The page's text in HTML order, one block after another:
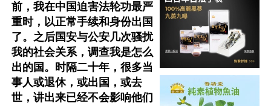
前，我在中国迫害法轮功最严
重时，以正常手续和身份出国
了。之后国安与公安几次骚扰
我的社会关系，调查我是怎么
出的国。时隔二十年，很多当
事人或退休，或出国，或去
世，讲出来已经不会影响他们